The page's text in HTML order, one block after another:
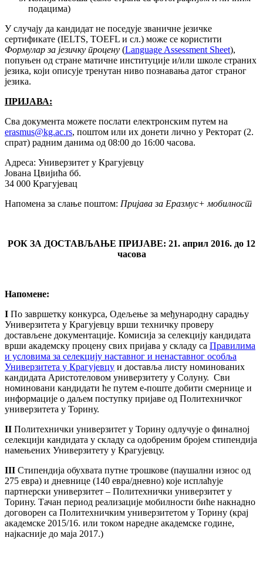
подацима)
У случају да кандидат не поседује званичне језичке
сертификате (IELTS, TOEFL и сл.) може се користити
Формулар за језичку процену (Language Assessment Sheet),
попуњен од стране матичне институције и/или школе страних
језика, који описује тренутан ниво познавања датог страног
језика.
ПРИЈАВА:
Сва документа можете послати електронским путем на
erasmus@kg.ac.rs, поштом или их донети лично у Ректорат (2.
спрат) радним данима од 08:00 до 16:00 часова.
Адреса: Универзитет у Крагујевцу
Јована Цвијића бб.
34 000 Крагујевац
Напомена за слање поштом: Пријава за Еразмус+ мобилност
РОК ЗА ДОСТАВЉАЊЕ ПРИЈАВЕ: 21. април 2016. до 12
часова
Напомене:
I По завршетку конкурса, Одељење за међународну сарадњу
Универзитета у Крагујевцу врши техничку проверу
достављене документације. Комисија за селекцију кандидата
врши академску процену свих пријава у складу са Правилима
и условима за селекцију наставног и ненаставног особља
Универзитета у Крагујевцу и доставља листу номинованих
кандидата Аристотеловом универзитету у Солуну. Сви
номиновани кандидати ће путем е-поште добити смернице и
информације о даљем поступку пријаве од Политехничког
универзитета у Торину.
II Политехнички универзитет у Торину одлучује о финалној
селекцији кандидата у складу са одобреним бројем стипендија
намењених Универзитету у Крагујевцу.
III Стипендија обухвата путне трошкове (паушални износ од
275 евра) и дневнице (140 евра/дневно) које исплаћује
партнерски универзитет – Политехнички универзитет у
Торину. Тачан период реализације мобилности биће накнадно
договорен са Политехничким универзитетом у Торину (крај
академске 2015/16. или током наредне академске године,
најкасније до маја 2017.)